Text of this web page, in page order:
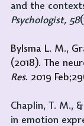
and the
Psychologist, 58
Bylsma L. M.,
(2018). The
Res. 2019
Chaplin, T. M.,
in emotion